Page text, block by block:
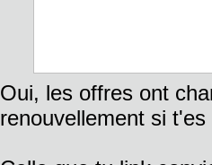
Oui, les offres ont
renouvellement si